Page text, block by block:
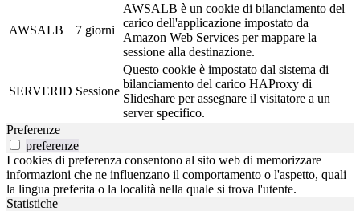
AWSALB 7 giorni
AWSALB è un cookie di bilanciamento del
carico dell'applicazione impostato da
Amazon Web Services per mappare la
sessione alla destinazione.
SERVERID Sessione
Questo cookie è impostato dal sistema di
bilanciamento del carico HAProxy di
Slideshare per assegnare il visitatore a un
server specifico.
Preferenze
preferenze
I cookies di preferenza consentono al sito web di memorizzare
informazioni che ne influenzano il comportamento o l'aspetto, quali
la lingua preferita o la località nella quale si trova l'utente.
Statistiche